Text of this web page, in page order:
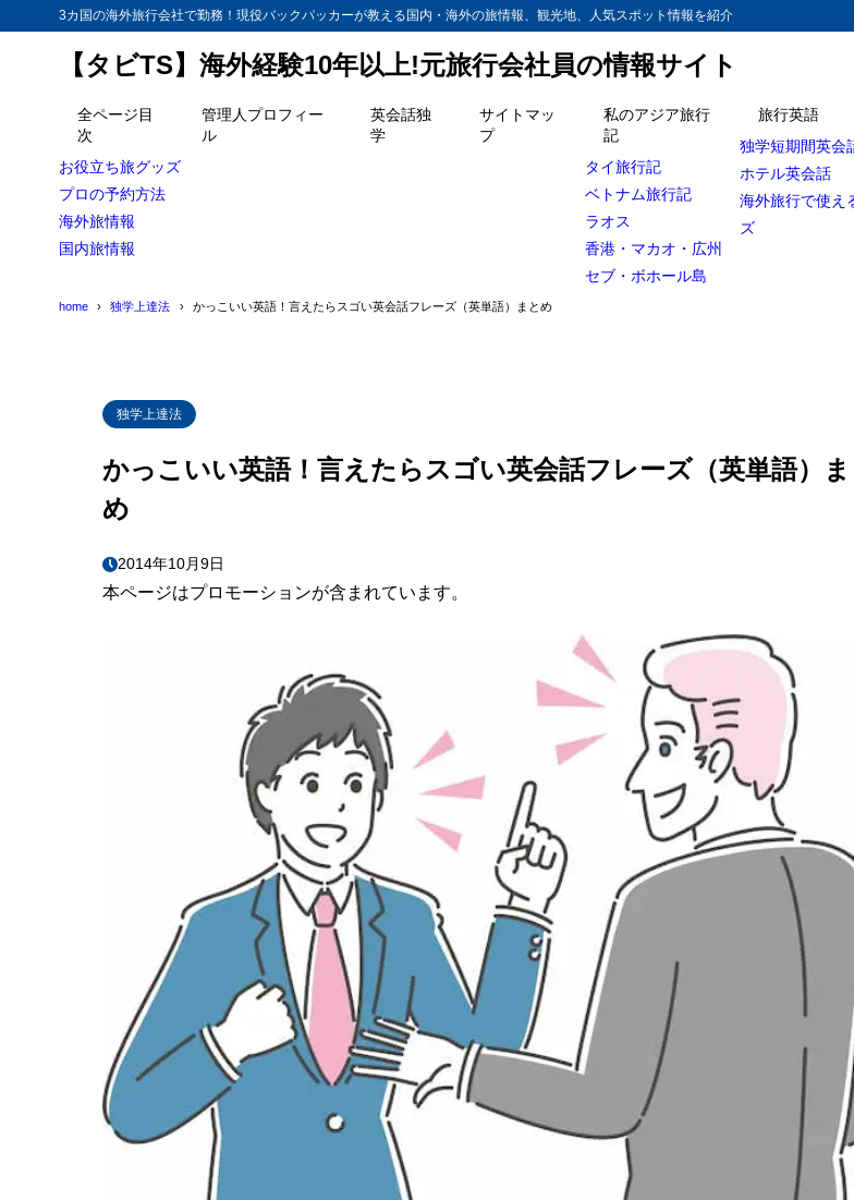
3カ国の海外旅行会社で勤務！現役バックパッカーが教える国内・海外の旅情報、観光地、人気スポット情報を紹介
【タビTS】海外経験10年以上!元旅行会社員の情報サイト
全ページ目
次
お役立ち旅グッズ
プロの予約方法
海外旅情報
国内旅情報
管理人プロフィー
ル
英会話独
学
サイトマッ
プ
私のアジア旅行
記
タイ旅行記
ベトナム旅行記
ラオス
香港・マカオ・広州
セブ・ボホール島
旅行英語
独学短期間英会
ホテル英会話
海外旅行で使え
ズ
home 独学上達法 かっこいい英語！言えたらスゴい英会話フレーズ（英単語）まとめ
独学上達法
かっこいい英語！言えたらスゴい英会話フレーズ（英単語）ま
め
2014年10月9日
本ページはプロモーションが含まれています。
目次
半沢直樹の決め台詞『倍返し』を英語で言うと・・
4.1 アメリカの新聞社が『倍返し』で使っていたのは？
8 渡邊雄太 hard work pays off！
11 言えたらスゴい英会話！カッコいい沸騰ワード？
13
14 言えたらスゴい英会話 ドギーバック？残り物が犬のエサ？
15 When it rains it pours 意味は？ボク、運命の人です
16 銀メダリスト ピーター・ノーマン「take a stand」アンビリバボー
XYZの意味は『チャックが空いている』ハナタカ優越館
18 小泉 孝太郎の英語の決め台詞「負け犬の遠吠えだ」下町ロケット
19 行方不明者の未来の顔を予想する『エイジ・プログレッション』
20 『吉本新喜劇』お馴染みのオープニング曲名は失恋ソング「
21 『I am seeing her』からの『We broke up』その意味とは！？
22 アニメ 時をかける少女 黒板に書いてあった英語『Time waits for
23 『funny bone』を知っているとカッコイイかも！月曜から夜ふかし
24 今話題の無人機ドローンの意味を知っているとクール！
刑事コロンボ『最後にもう一つ』は『false exit(Columbo